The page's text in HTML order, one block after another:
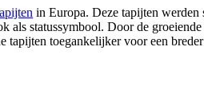
in Europa. Deze tapijten werden
als statussymbool. Door de
tapijten toegankelijker voor een